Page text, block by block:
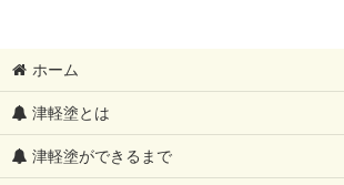
ホーム
津軽塗とは
津軽塗ができるまで